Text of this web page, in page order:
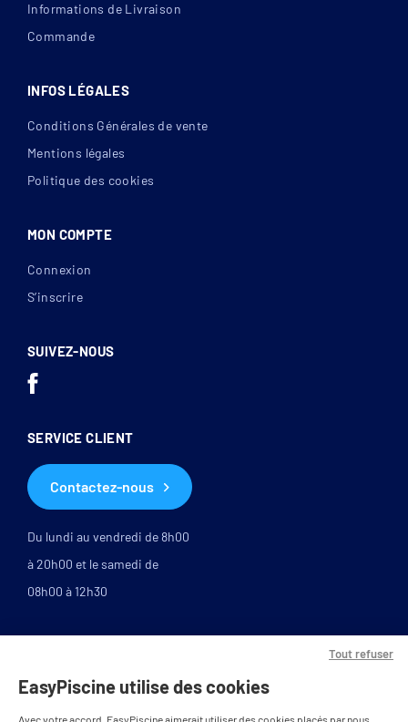
EasyPiscine utilise des cookies
Avec votre accord, EasyPiscine aimerait utiliser des cookies placés par nous
Tout refuser
Informations de Livraison
Commande
INFOS LÉGALES
Conditions Générales de vente
Mentions légales
Politique des cookies
MON COMPTE
Connexion
S’inscrire
SUIVEZ-NOUS
SERVICE CLIENT
Contactez-nous
Du lundi au vendredi de 8h00
à 20h00 et le samedi de
08h00 à 12h30